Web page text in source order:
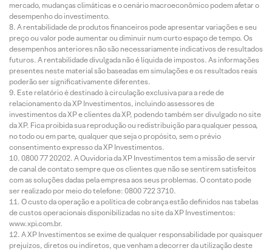
mercado, mudanças climáticas e o cenário macroeconômico podem afetar o
desempenho do investimento.
A rentabilidade de produtos financeiros pode apresentar variações e seu
preço ou valor pode aumentar ou diminuir num curto espaço de tempo. Os
desempenhos anteriores não são necessariamente indicativos de resultados
futuros. A rentabilidade divulgada não é líquida de impostos. As informações
presentes neste material são baseadas em simulações e os resultados reais
poderão ser significativamente diferentes.
Este relatório é destinado à circulação exclusiva para a rede de
relacionamento da XP Investimentos, incluindo assessores de
investimentos da XP e clientes da XP, podendo também ser divulgado no site
da XP. Fica proibida sua reprodução ou redistribuição para qualquer pessoa,
no todo ou em parte, qualquer que seja o propósito, sem o prévio
consentimento expresso da XP Investimentos.
0800 77 20202. A Ouvidoria da XP Investimentos tem a missão de servir
de canal de contato sempre que os clientes que não se sentirem satisfeitos
com as soluções dadas pela empresa aos seus problemas. O contato pode
ser realizado por meio do telefone: 0800 722 3710.
O custo da operação e a política de cobrança estão definidos nas tabelas
de custos operacionais disponibilizadas no site da XP Investimentos:
www.xpi.com.br.
A XP Investimentos se exime de qualquer responsabilidade por quaisquer
prejuízos, diretos ou indiretos, que venham a decorrer da utilização deste